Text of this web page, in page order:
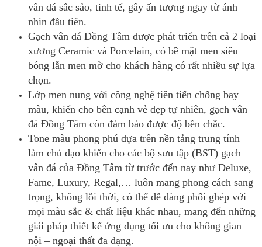
vân đá sắc sảo, tinh tế, gây ấn tượng ngay từ ánh
nhìn đầu tiên.
Gạch vân đá Đồng Tâm được phát triển trên cả 2 loại
xương Ceramic và Porcelain, có bề mặt men siêu
bóng lẫn men mờ cho khách hàng có rất nhiều sự lựa
chọn.
Lớp men nung với công nghệ tiên tiến chống bay
màu, khiến cho bên cạnh vẻ đẹp tự nhiên, gạch vân
đá Đồng Tâm còn đảm bảo được độ bền chắc.
Tone màu phong phú dựa trên nền tảng trung tính
làm chủ đạo khiến cho các bộ sưu tập (BST) gạch
vân đá của Đồng Tâm từ trước đến nay như Deluxe,
Fame, Luxury, Regal,… luôn mang phong cách sang
trọng, không lỗi thời, có thể dễ dàng phối ghép với
mọi màu sắc & chất liệu khác nhau, mang đến những
giải pháp thiết kế ứng dụng tối ưu cho không gian
nội – ngoại thất đa dạng.